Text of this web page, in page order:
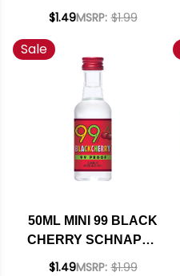
MENTHOLMINT
$1.49MSRP: $1.99
Sale
50ML MINI 99 BLACK
CHERRY SCHNAPPS
LIQUEUR
$1.49MSRP: $1.99